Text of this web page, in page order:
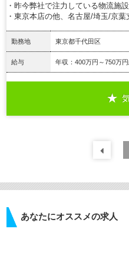
・昨今弊社で注力している物流施
・東京本店の他、名古屋/埼玉/京
勤務地 東京都千代田区
給与 年収：400万円～750万
あなたにオススメの求人